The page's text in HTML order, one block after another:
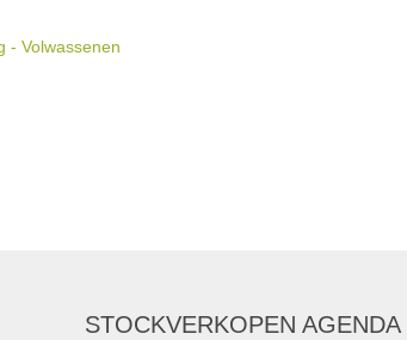
- Volwassenen
STOCKVERKOPEN AGENDA